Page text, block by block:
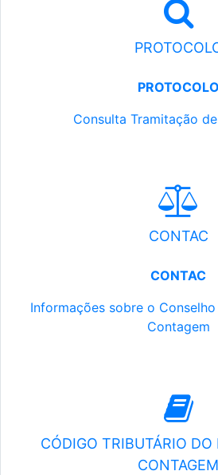
PROTOCOLO
Consulta Tramitação
CONTAC
CONTAC
Informações sobre o
Contagem
CÓDIGO TRIBUTÁRIO
CONTAGEM